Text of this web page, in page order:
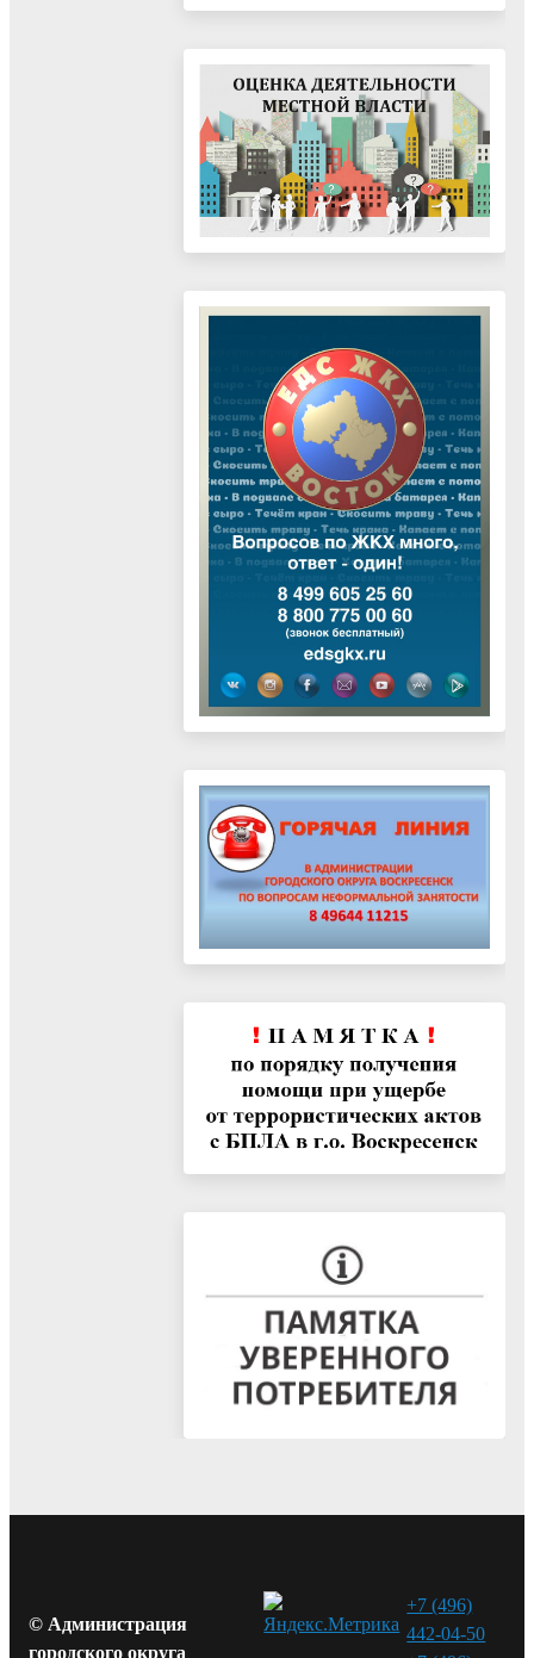
© Администрация
городского округа
+7 (496)
442-04-50